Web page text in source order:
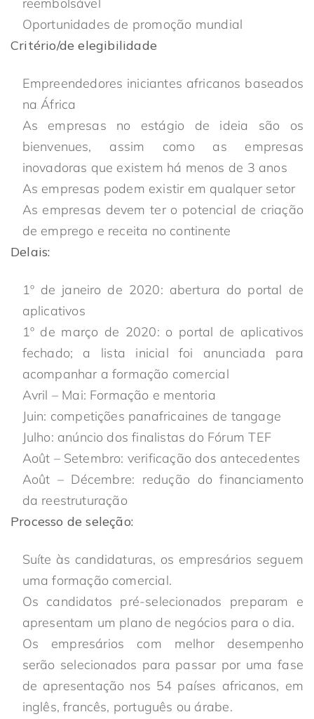
Oportunidades de promoção mundial
Critério/de elegibilidade
Empreendedores iniciantes africanos baseados
na África
As empresas no estágio de ideia são os
bienvenues, assim como as empresas
inovadoras que existem há menos de 3 anos
As empresas podem existir em qualquer setor
As empresas devem ter o potencial de criação
de emprego e receita no continente
Delais:
1º de janeiro de 2020: abertura do portal de
aplicativos
1º de março de 2020: o portal de aplicativos
fechado; a lista inicial foi anunciada para
acompanhar a formação comercial
Avril – Mai: Formação e mentoria
Juin: competições panafricaines de tangage
Julho: anúncio dos finalistas do Fórum TEF
Août – Setembro: verificação dos antecedentes
Août – Décembre: redução do financiamento
da reestruturação
Processo de seleção:
Suíte às candidaturas, os empresários seguem
uma formação comercial.
Os candidatos pré-selecionados preparam e
apresentam um plano de negócios para o dia.
Os empresários com melhor desempenho
serão selecionados para passar por uma fase
de apresentação nos 54 países africanos, em
inglês, francês, português ou árabe.